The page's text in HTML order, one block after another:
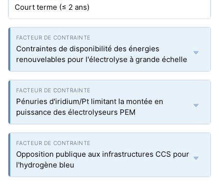
Court terme (≤ 2 ans)
Contraintes de disponibilité des énergies
renouvelables pour l'électrolyse à grande échelle
Pénuries d'iridium/Pt limitant la montée en
puissance des électrolyseurs PEM
Opposition publique aux infrastructures CCS pour
l'hydrogène bleu